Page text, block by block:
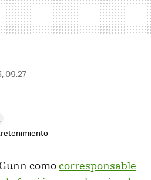
09:27
comocorresponsable